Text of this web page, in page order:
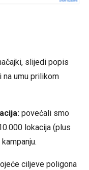
slijedi popis
na umu prilikom
povećali smo
lokacija (plus
ciljeve poligona